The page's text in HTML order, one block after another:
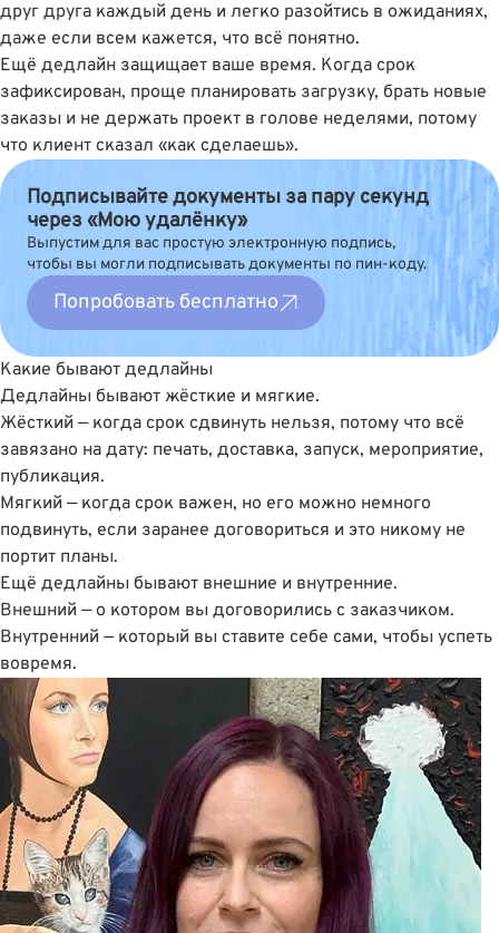
друг друга каждый день и легко разойтись в ожиданиях,
даже если всем кажется, что всё понятно.
Ещё дедлайн защищает ваше время. Когда срок
зафиксирован, проще планировать загрузку, брать новые
заказы и не держать проект в голове неделями, потому
что клиент сказал «как сделаешь».
Подписывайте документы за пару секунд
через «Мою удалёнку»
Выпустим для вас простую электронную подпись,
чтобы вы могли подписывать документы по пин-коду.
Попробовать бесплатно
Какие бывают дедлайны
Дедлайны бывают жёсткие и мягкие.
Жёсткий — когда срок сдвинуть нельзя, потому что всё
завязано на дату: печать, доставка, запуск, мероприятие,
публикация.
Мягкий — когда срок важен, но его можно немного
подвинуть, если заранее договориться и это никому не
портит планы.
Ещё дедлайны бывают внешние и внутренние.
Внешний — о котором вы договорились с заказчиком.
Внутренний — который вы ставите себе сами, чтобы успеть
вовремя.